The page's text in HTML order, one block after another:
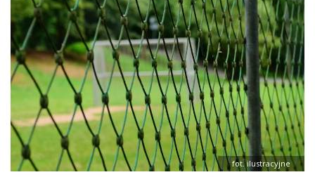
fot. ilustracyjne